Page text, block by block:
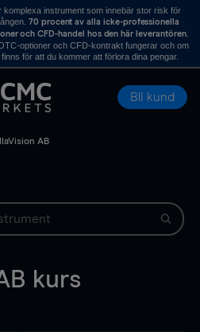
instrument som innebär stor risk för
70 procent av alla icke-professionella
och CFD-handel hos den här leverantören.
optioner och CFD-kontrakt fungerar och om
för att du kommer att förlora dina pengar.
Bli kund
AB
kurs